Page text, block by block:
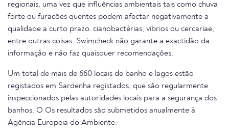
regionais, uma vez que influências ambientais tais como chuva
forte ou furacões quentes podem afectar negativamente a
qualidade a curto prazo. cianobactérias, vibrios ou cercariae,
entre outras coisas. Swimcheck não garante a exactidão da
informação e não faz quaisquer recomendações.
Um total de mais de 660 locais de banho e lagos estão
registados em Sardenha registados, que são regularmente
inspeccionados pelas autoridades locais para a segurança dos
banhos. O Os resultados são submetidos anualmente à
Agência Europeia do Ambiente.